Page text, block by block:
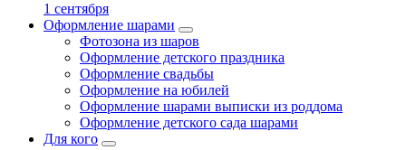
1 сентября
Оформление шарами
Фотозона из шаров
Оформление детского праздника
Оформление свадьбы
Оформление на юбилей
Оформление шарами выписки из роддома
Оформление детского сада шарами
Для кого